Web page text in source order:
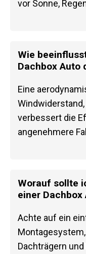
vor Sonne,
Wie
Dachbox Auto
Eine
verbessert die
angenehmere
Worauf sollte
einer Dachbox
Achte auf ein
Dachträgern